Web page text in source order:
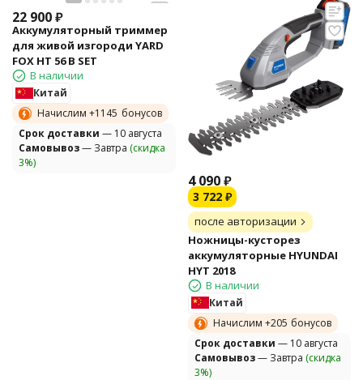
22 900₽
Аккумуляторный триммер
для живой изгороди YARD
FOX HT 56 B SET
В наличии
Китай
Начислим +1145 бонусов
Cрок доставки — 10 августа
Самовывоз— Завтра (скидка
3%)
4 090 ₽
3 722 ₽
после авторизации
Ножницы-кусторез
аккумуляторные HYUNDAI
HYT 2018
В наличии
Китай
Начислим +205 бонусов
Cрок доставки — 10 августа
Самовывоз— Завтра (скидка
3%)